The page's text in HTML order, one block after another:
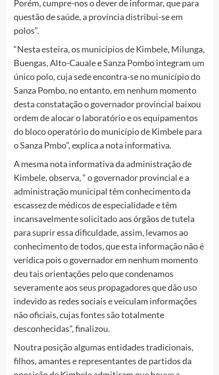
Porém, cumpre-nos o dever de informar, que para
questão de saúde, a província distribui-se em
polos”.
“Nesta esteira, os municípios de Kimbele, Milunga,
Buengas, Alto-Cauale e Sanza Pombo integram um
único polo, cuja sede encontra-se no município do
Sanza Pombo, no entanto, em nenhum momento
desta constatação o governador provincial baixou
ordem de alocar o laboratório e os equipamentos
do bloco operatório do município de Kimbele para
o Sanza Pmbo”, explica a nota informativa.
A mesma nota informativa da administração de
Kimbele, observa, “ o governador provincial e a
administração municipal têm conhecimento da
escassez de médicos de especialidade e têm
incansavelmente solicitado aos órgãos de tutela
para suprir essa dificuldade, assim, levamos ao
conhecimento de todos, que esta informação não é
verídica pois o governador em nenhum momento
deu tais orientações pelo que condenamos
severamente aos seus propagadores que dão uso
indevido as redes sociais e veiculam informações
não oficiais, cujas fontes são totalmente
desconhecidas”, finalizou.
Noutra posição algumas entidades tradicionais,
filhos, amantes e representantes de partidos da